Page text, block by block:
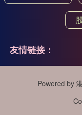
友情链接：
Powered by